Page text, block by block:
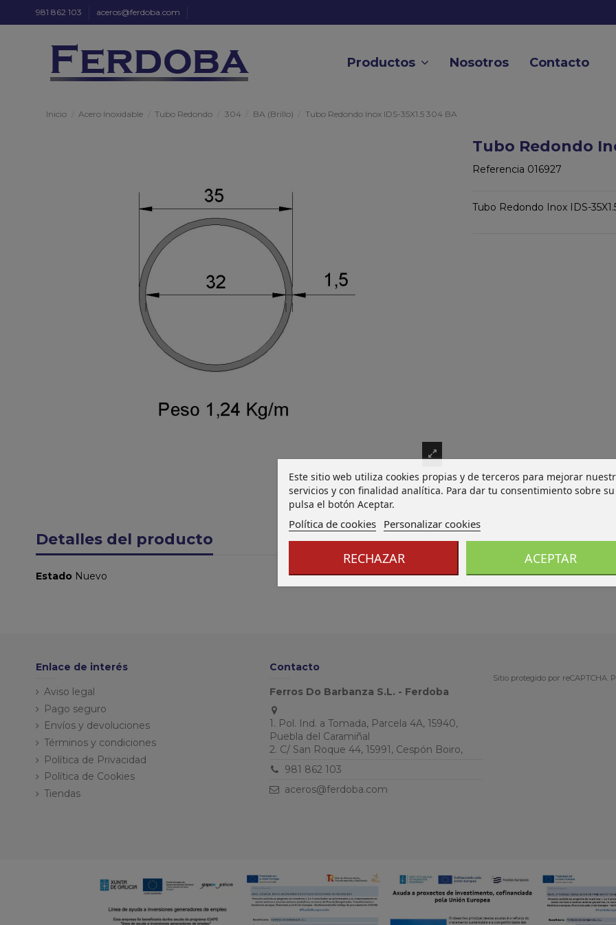
981 862 103 aceros@ferdoba.com
Productos Nosotros Contacto
Inicio Acero Inoxidable Tubo Redondo 304 BA (Brillo) Tubo Redondo Inox IDS-35X1.5 304 BA
Tubo Redondo
Referencia 016927
Tubo Redondo Inox IDS-
Detalles del producto
Estado Nuevo
Enlace de interés
Aviso legal
Pago seguro
Envíos y devoluciones
Términos y condiciones
Política de Privacidad
Política de Cookies
Tiendas
Contacto
Ferros Do Barbanza S.L. - Ferdoba
1. Pol. Ind. a Tomada, Parcela 4A, 15940,
Puebla del Caramiñal
2. C/ San Roque 44, 15991, Cespón Boiro,
981 862 103
aceros@ferdoba.com
Sitio protegido por reCAPTCHA.
Este sitio web utiliza cookies propias y de terceros para mejorar
servicios y con finalidad analítica. Para dar tu consentimiento sobre
pulsa el botón Aceptar.
Política de cookies Personalizar cookies
RECHAZAR ACEPTAR